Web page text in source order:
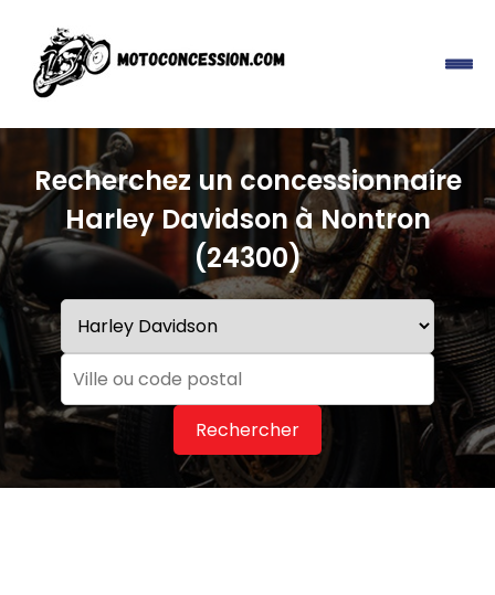
Recherchez un concessionnaire
Harley Davidson à Nontron
(24300)
Rechercher